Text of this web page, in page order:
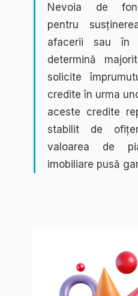
Nevoia de
pentru
afacerii sau în
determină
solicite
credite în urma
aceste credite
stabilit de
valoarea de
imobiliare pusă